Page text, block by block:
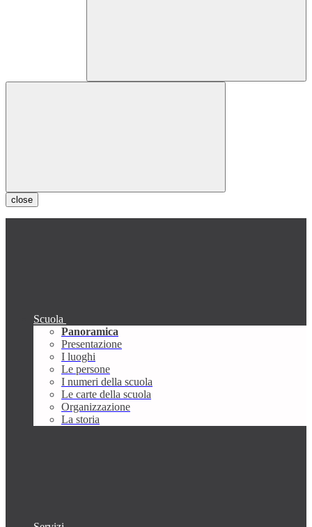
close
Scuola
Panoramica
Presentazione
I luoghi
Le persone
I numeri della scuola
Le carte della scuola
Organizzazione
La storia